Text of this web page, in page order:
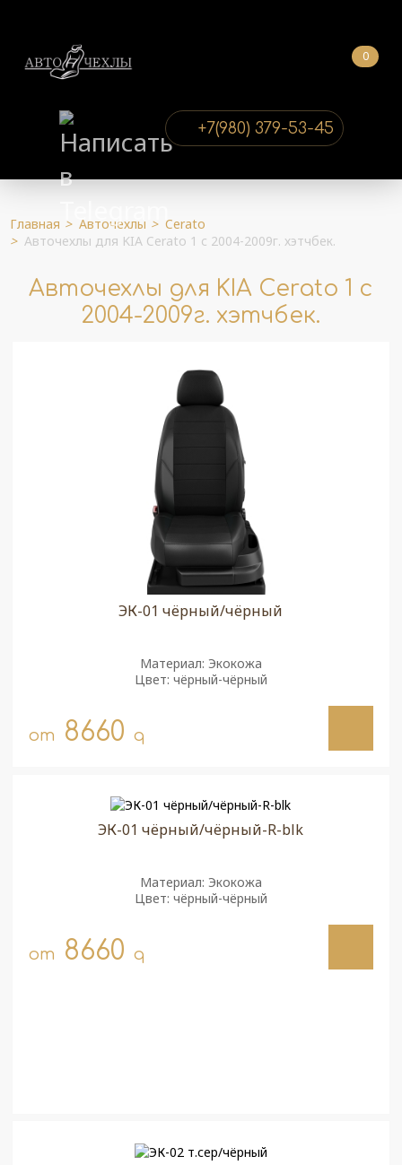
0
+7(980) 379-53-45
Главная > Авточехлы > Cerato
> Авточехлы для KIA Cerato 1 с 2004-2009г. хэтчбек.
Авточехлы для KIA Cerato 1 с
2004-2009г. хэтчбек.
ЭК-01 чёрный/чёрный
Материал: Экокожа
Цвет: чёрный-чёрный
от 8660 q
ЭК-01 чёрный/чёрный-R-blk
Материал: Экокожа
Цвет: чёрный-чёрный
от 8660 q